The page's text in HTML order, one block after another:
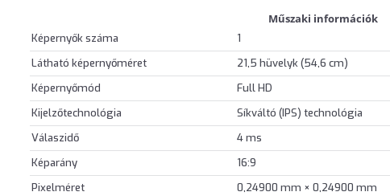
Műszaki információk
Képernyők száma
1
Látható képernyőméret
21,5 hüvelyk (54,6 cm)
Képernyőmód
Full HD
Kijelzőtechnológia
Síkváltó (IPS) technológia
Válaszidő
4 ms
Képarány
16:9
Pixelméret
0,24900 mm × 0,24900 mm